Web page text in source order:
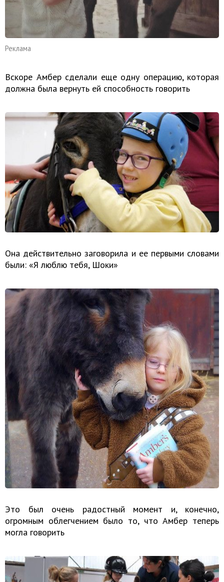
Реклама
Вскоре Амбер сделали еще одну операцию, которая
должна была вернуть ей способность говорить
Она действительно заговорила и ее первыми словами
были: «Я люблю тебя, Шоки»
Это был очень радостный момент и, конечно,
огромным облегчением было то, что Амбер теперь
могла говорить